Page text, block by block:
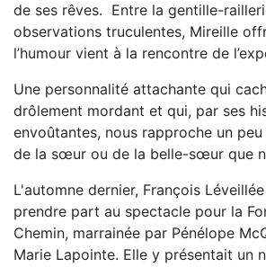
de ses rêves. Entre la gentille-
observations truculentes, Mireille
l’humour vient à la rencontre de
Une personnalité attachante qui
drôlement mordant et qui, par ses
envoûtantes, nous rapproche un
de la sœur ou de la belle-sœur que
L'automne dernier, François
prendre part au spectacle pour la
Chemin, marrainée par Pénélope
Marie Lapointe. Elle y présentait un